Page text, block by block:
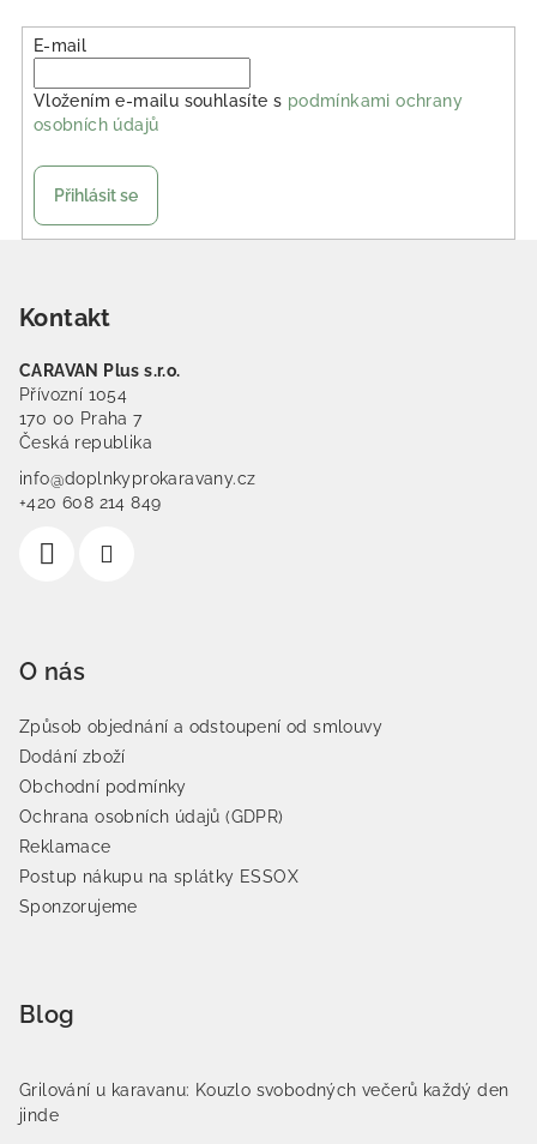
E-mail
Vložením e-mailu souhlasíte s podmínkami ochrany
osobních údajů
Přihlásit se
Kontakt
CARAVAN Plus s.r.o.
Přívozní 1054
170 00 Praha 7
Česká republika
info@doplnkyprokaravany.cz
+420 608 214 849
O nás
Způsob objednání a odstoupení od smlouvy
Dodání zboží
Obchodní podmínky
Ochrana osobních údajů (GDPR)
Reklamace
Postup nákupu na splátky ESSOX
Sponzorujeme
Blog
Grilování u karavanu: Kouzlo svobodných večerů každý den
jinde